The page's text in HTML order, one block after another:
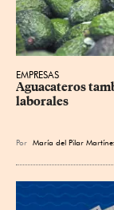
EMPRESAS
Aguacateros
laborales
Por María del Pilar